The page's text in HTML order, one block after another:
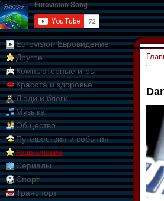
Eurovision Евровидение
Другое
Компьютерные игры
Красота и здоровье
Люди и блоги
Музыка
Общество
Путешествия и события
Развлечения
Сериалы
Спорт
Транспорт